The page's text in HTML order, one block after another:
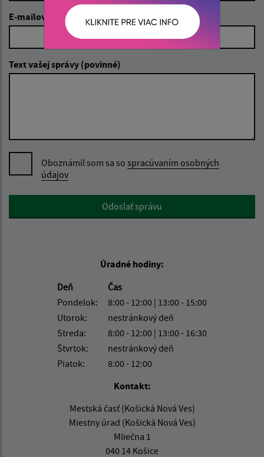
E-mailová adresa (povinné)
Text vašej správy (povinné)
Oboznámil som sa so spracúvaním osobných
údajov
Google reCaptcha ResponseOdoslať správu
Úradné hodiny:
Deň
Čas
Pondelok:
8:00 - 12:00 | 13:00 - 15:00
Utorok:
nestránkový deň
Streda:
8:00 - 12:00 | 13:00 - 16:30
Štvrtok:
nestránkový deň
Piatok:
8:00 - 12:00
Kontakt:
Mestská časť (Košická Nová Ves)
Miestny úrad (Košická Nová Ves)
Mliečna 1
040 14 Košice